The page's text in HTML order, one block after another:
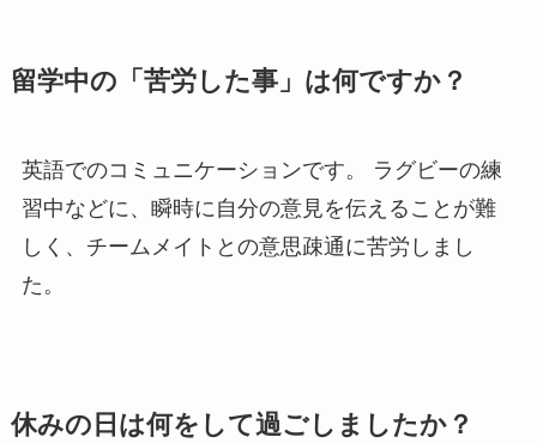
留学中の「苦労した事」は何ですか？
英語でのコミュニケーションです。 ラグビーの練
習中などに、瞬時に自分の意見を伝えることが難
しく、チームメイトとの意思疎通に苦労しまし
た。
休みの日は何をして過ごしましたか？